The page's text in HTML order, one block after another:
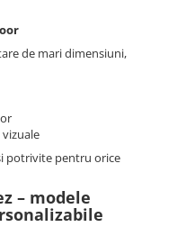
de mari dimensiuni,
potrivite pentru orice
– modele